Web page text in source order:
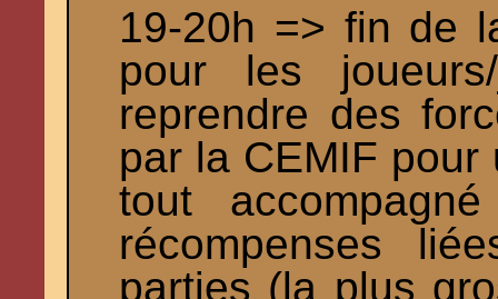
19-20h => fin de
pour les
reprendre des
par la CEMIF
tout
récompenses
parties (la plus